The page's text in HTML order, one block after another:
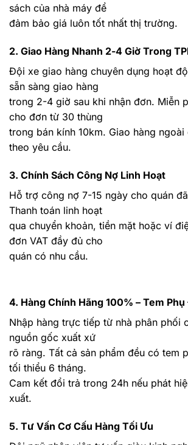
sách của nhà máy để
đảm bảo giá luôn tốt nhất thị trường.
2. Giao Hàng Nhanh 2-4 Giờ Trong
Đội xe giao hàng chuyên dụng hoạt
sẵn sàng giao hàng
trong 2-4 giờ sau khi nhận đơn. Miễn
cho đơn từ 30 thùng
trong bán kính 10km. Giao hàng
theo yêu cầu.
3. Chính Sách Công Nợ Linh Hoạt
Hỗ trợ công nợ 7-15 ngày cho quán
Thanh toán linh hoạt
qua chuyển khoản, tiền mặt hoặc ví
đơn VAT đầy đủ cho
quán có nhu cầu.
4. Hàng Chính Hãng 100% – Tem
Nhập hàng trực tiếp từ nhà phân phối
nguồn gốc xuất xứ
rõ ràng. Tất cả sản phẩm đều có tem
tối thiểu 6 tháng.
Cam kết đổi trả trong 24h nếu phát
xuất.
5. Tư Vấn Cơ Cấu Hàng Tối Ưu